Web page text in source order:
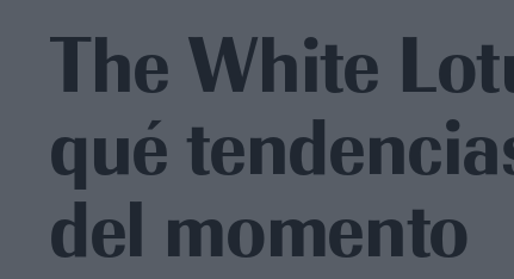
The White
qué
del momento